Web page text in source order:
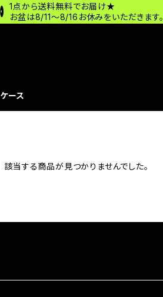
1点から送料無料でお届け★
お盆は8/11〜8/16お休みをいただきます。
ケース
該当する商品が見つかりませんでした。